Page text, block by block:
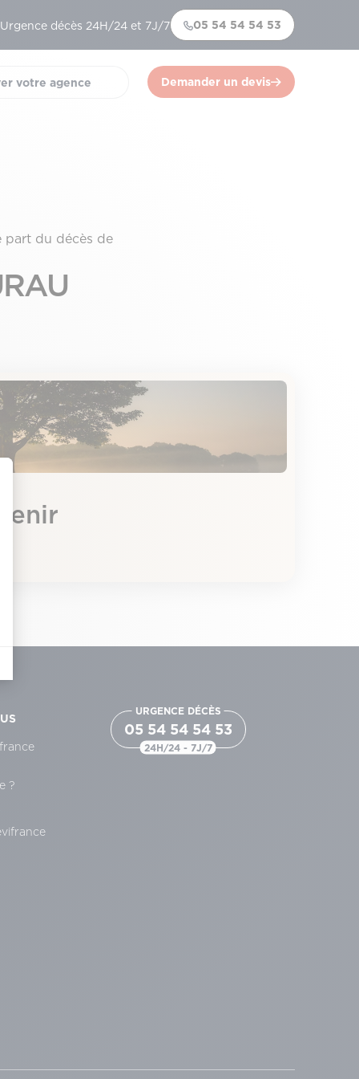
Urgence décès 24H/24 et 7J/7 05 54 54 54 53
votre agence Demander un devis
part du décès de
?
URGENCE DÉCÈS
05 54 54 54 53
24H/24 - 7J/7